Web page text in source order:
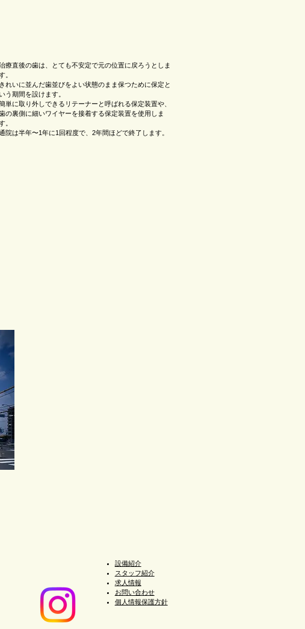
療直後の歯は、とても不安定で元の位置に戻ろうとしま
。
きれいに並んだ歯並びをよい状態のまま保つために保定と
いう期間を設けます。
単に取り外しできるリテーナーと呼ばれる保定装置や、
の裏側に細いワイヤーを接着する保定装置を使用しま
。
院は半年〜1年に1回程度で、2年間ほどで終了します。
設備紹介
スタッフ紹介
求人情報
​お問い合わせ
個人情報保護方針